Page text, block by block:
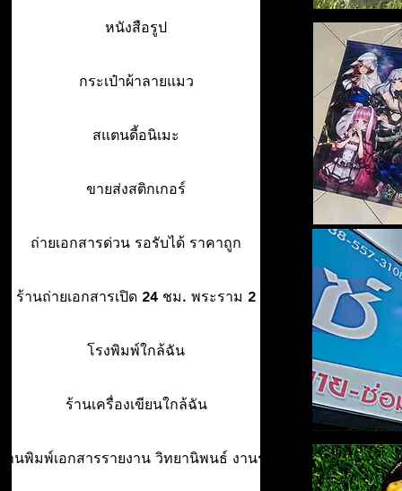
หนังสือรูป
กระเป๋าผ้าลายแมว
สแตนดี้อนิเมะ
ขายส่งสติกเกอร์
ถ่ายเอกสารด่วน รอรับได้ ราคาถูก
ร้านถ่ายเอกสารเปิด 24 ชม. พระราม 2
โรงพิมพ์ใกล้ฉัน
ร้านเครื่องเขียนใกล้ฉัน
านพิมพ์เอกสารรายงาน วิทยานิพนธ์ งานรา